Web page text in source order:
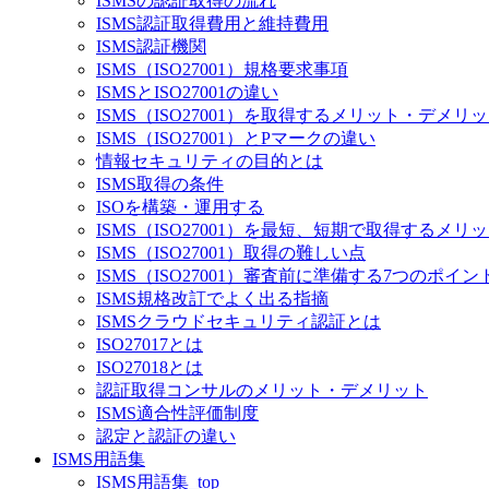
ISMS認証取得費用と維持費用
ISMS認証機関
ISMS（ISO27001）規格要求事項
ISMSとISO27001の違い
ISMS（ISO27001）を取得するメリット・デメリッ
ISMS（ISO27001）とPマークの違い
情報セキュリティの目的とは
ISMS取得の条件
ISOを構築・運用する
ISMS（ISO27001）を最短、短期で取得するメリ
ISMS（ISO27001）取得の難しい点
ISMS（ISO27001）審査前に準備する7つのポイン
ISMS規格改訂でよく出る指摘
ISMSクラウドセキュリティ認証とは
ISO27017とは
ISO27018とは
認証取得コンサルのメリット・デメリット
ISMS適合性評価制度
認定と認証の違い
ISMS用語集
ISMS用語集_top